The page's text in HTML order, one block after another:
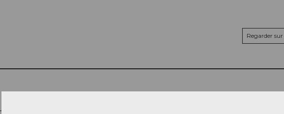
Regarder